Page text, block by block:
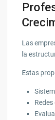
Las
la
Estas